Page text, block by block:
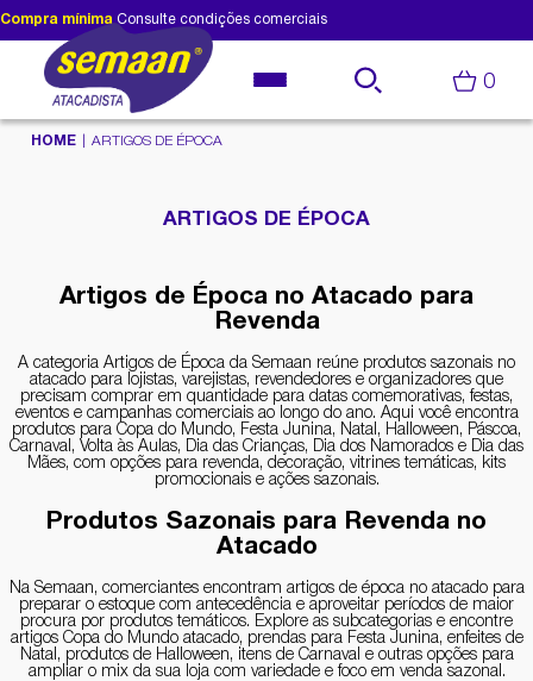
Compra mínima Consulte condições comerciais
0
HOME ARTIGOS DE ÉPOCA
ARTIGOS DE ÉPOCA
Artigos de Época no Atacado para
Revenda
A categoria Artigos de Época da Semaan reúne produtos sazonais no
atacado para lojistas, varejistas, revendedores e organizadores que
precisam comprar em quantidade para datas comemorativas, festas,
eventos e campanhas comerciais ao longo do ano. Aqui você encontra
produtos para Copa do Mundo, Festa Junina, Natal, Halloween, Páscoa,
Carnaval, Volta às Aulas, Dia das Crianças, Dia dos Namorados e Dia das
Mães, com opções para revenda, decoração, vitrines temáticas, kits
promocionais e ações sazonais.
Produtos Sazonais para Revenda no
Atacado
Na Semaan, comerciantes encontram artigos de época no atacado para
preparar o estoque com antecedência e aproveitar períodos de maior
procura por produtos temáticos. Explore as subcategorias e encontre
artigos Copa do Mundo atacado, prendas para Festa Junina, enfeites de
Natal, produtos de Halloween, itens de Carnaval e outras opções para
ampliar o mix da sua loja com variedade e foco em venda sazonal.